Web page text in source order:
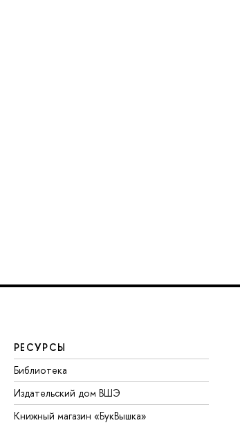
РЕСУРСЫ
Библиотека
Издательский дом ВШЭ
Книжный магазин «БукВышка»